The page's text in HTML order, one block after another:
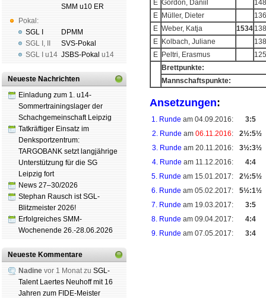
Pokal:
SGL I
SGL I ,
SGL I
u14
SMM u10 ER
DPMM
SVS-Pokal
JSBS-Pokal u14
Neueste Nachrichten
Einladung zum 1. u14-
Sommertrainingslager der
Schachgemeinschaft Leipzig
Tatkräftiger Einsatz im
Denksportzentrum:
TARGOBANK setzt langjährige
Unterstützung für die SG
Leipzig fort
News 27–30/2026
Stephan Rausch ist SGL-
Blitzmeister 2026!
Erfolgreiches SMM-
Wochenende 26.-28.06.2026
Neueste Kommentare
Nadine vor 1 Monat zu SGL-
Talent Laertes Neuhoff mit 16
Jahren zum FIDE-Meister
E Gordon, Daniil
E Müller, Dieter
E Weber, Katja 1534
E Kolbach, Juliane
E Peltri, Erasmus
Brettpunkte:
Mannschaftspunkte:
Ansetzungen:
1. Runde am 04.09.2016:
3:5
2. Runde am 06.11.2016:
2½:5½
3. Runde am 20.11.2016:
3½:3½
4. Runde am 11.12.2016:
4:4
5. Runde am 15.01.2017:
2½:5½
6. Runde am 05.02.2017:
5½:1½
7. Runde am 19.03.2017:
3:5
8. Runde am 09.04.2017:
4:4
9. Runde am 07.05.2017: 3:4